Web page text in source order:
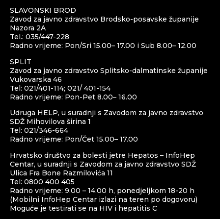
SLAVONSKI BROD
Zavod za javno zdravstvo Brodsko-posavske županije
Nazora 2A
Tel.: 035/447-228
Radno vrijeme: Pon/Sri 15.00– 17.00 i Sub 8.00– 12.00
SPLIT
Zavod za javno zdravstvo Splitsko-dalmatinske županije
Vukovarska 46
Tel: 021/401-114; 021/ 401-154
Radno vrijeme: Pon-Pet 8.00– 16.00
Udruga HELP, u suradnji s Zavodom za javno zdravstvo
SDŽ Mihovilova širina 1
Tel: 021/346-664
Radno vrijeme: Pon/Čet 15.00– 17.00
Hrvatsko društvo za bolesti jetre Hepatos – InfoHep
Centar, u suradnji s Zavodom za javno zdravstvo SDŽ
Ulica Fra Bone Razmilovića 11
Tel: 0800 400 405
Radno vrijeme: 9.00 – 14.00 h, ponedjeljkom 18-20 h
(Mobilni InfoHep Centar izlazi na teren po dogovoru)
Moguće je testirati se na HIV i hepatitis C